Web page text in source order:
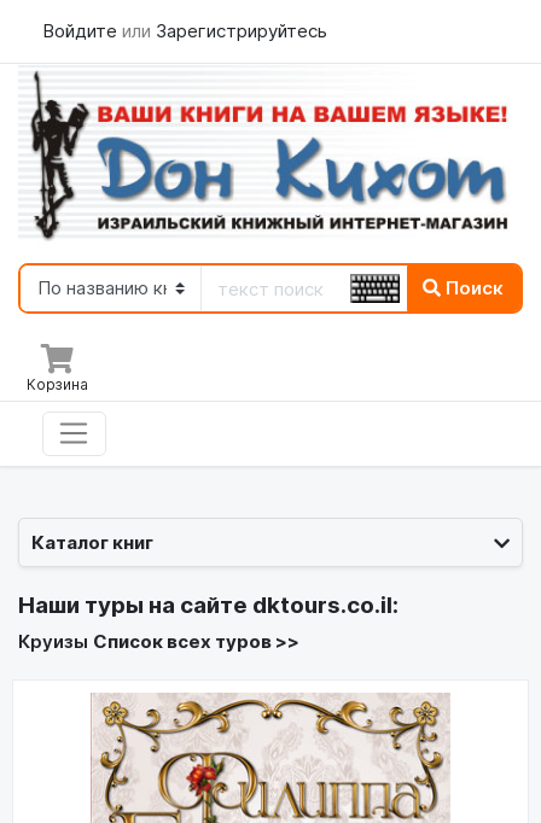
Войдите или Зарегистрируйтесь
Поиск
Корзина
Каталог книг
Наши туры на сайте dktours.co.il:
Круизы Список всех туров >>